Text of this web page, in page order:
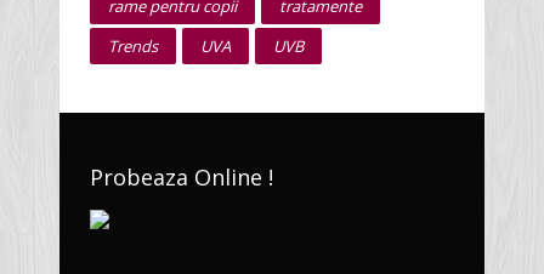
rame pentru copii
tratamente
Trends
UVA UVB
Probeaza Online !